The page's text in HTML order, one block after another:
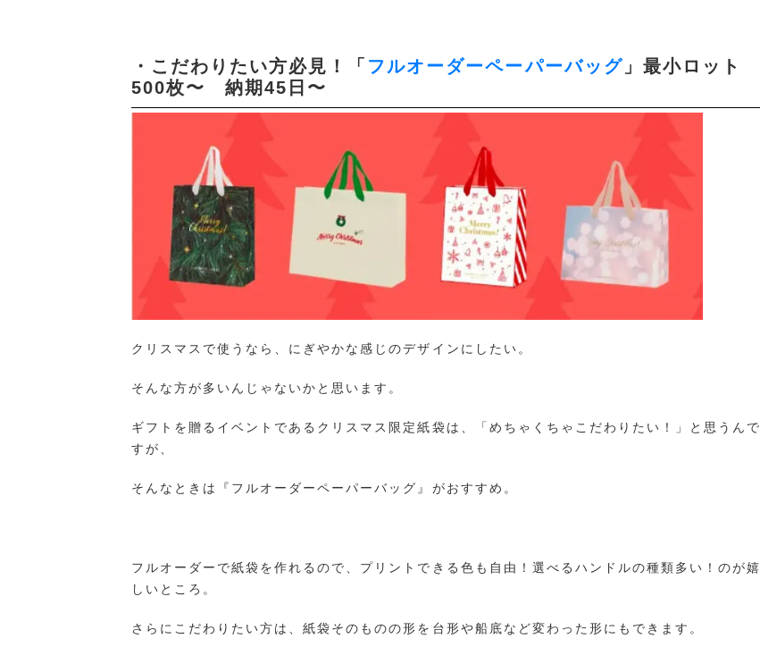
・こだわりたい方必見！「 フルオーダーペーパーバッグ」最小ロット
500枚〜 納期45日〜
クリスマスで使うなら、にぎやかな感じのデザインにしたい。
そんな方が多いんじゃないかと思います。
ギフトを贈るイベントであるクリスマス限定紙袋は、「めちゃくちゃこだわりたい！」と思うんで
すが、
そんなときは『フルオーダーペーパーバッグ』がおすすめ。
フルオーダーで紙袋を作れるので、プリントできる色も自由！選べるハンドルの種類多い！のが嬉
しいところ。
さらにこだわりたい方は、紙袋そのものの形を台形や船底など変わった形にもできます。